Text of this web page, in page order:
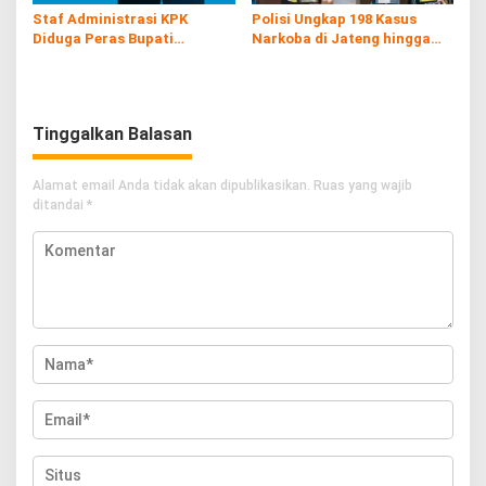
Staf Administrasi KPK
Diduga Peras Bupati
Polisi Ungkap 198 Kasus
Narkoba di Jateng hingga
Tinggalkan Balasan
Alamat email Anda tidak akan dipublikasikan. Ruas yang wajib
ditandai *